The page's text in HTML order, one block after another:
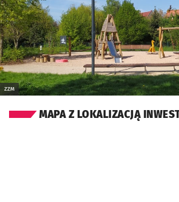
ZZM
MAPA Z LOKALIZACJĄ